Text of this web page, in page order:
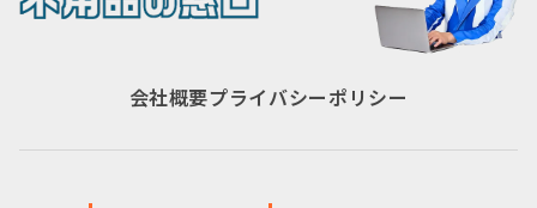
会社概要プライバシーポリシー